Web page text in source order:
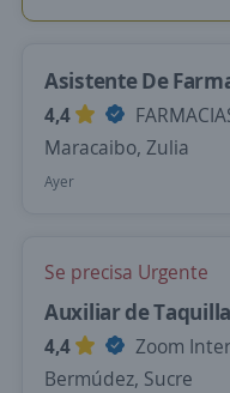
Asistente De
4,4
Maracaibo, Zulia
Ayer
Se precisa Urgente
Auxiliar de
4,4
Zoom
Bermúdez, Sucre